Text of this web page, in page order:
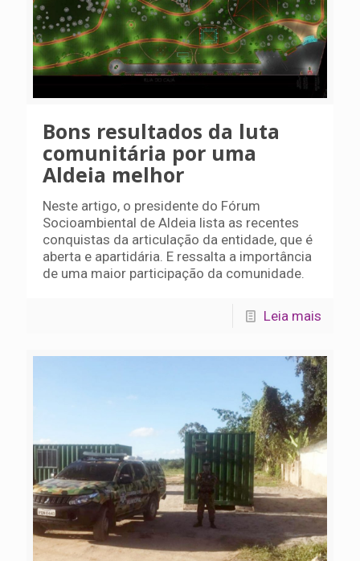
Bons resultados da luta
comunitária por uma
Aldeia melhor
Neste artigo, o presidente do Fórum
Socioambiental de Aldeia lista as recentes
conquistas da articulação da entidade, que é
aberta e apartidária. E ressalta a importância
de uma maior participação da comunidade.
Leia mais